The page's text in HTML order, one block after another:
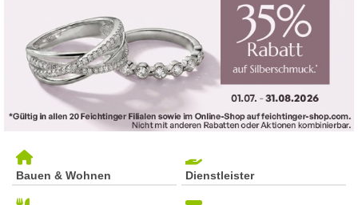
Bauen & Wohnen Dienstleister